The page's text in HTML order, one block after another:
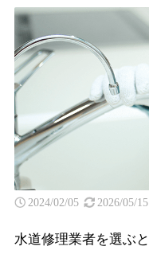
2024/02/05 2026/05/15
水道修理業者を選ぶ